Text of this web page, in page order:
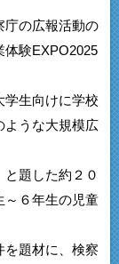
の広報活動の
体験EXPO2025
生向けに学校
ような大規模広
題した約２０
～６年生の児童
題材に、検察